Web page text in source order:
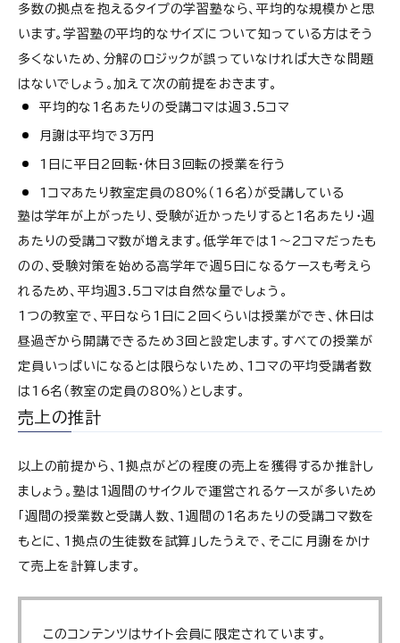
多数の拠点を抱えるタイプの学習塾なら、平均的な規模かと思
います。学習塾の平均的なサイズについて知っている方はそう
多くないため、分解のロジックが誤っていなければ大きな問題
はないでしょう。加えて次の前提をおきます。
平均的な1名あたりの受講コマは週3.5コマ
月謝は平均で3万円
1日に平日2回転・休日3回転の授業を行う
1コマあたり教室定員の80％（16名）が受講している
塾は学年が上がったり、受験が近かったりすると1名あたり・週
あたりの受講コマ数が増えます。低学年では1～2コマだったも
のの、受験対策を始める高学年で週5日になるケースも考えら
れるため、平均週3.5コマは自然な量でしょう。
1つの教室で、平日なら1日に2回くらいは授業ができ、休日は
昼過ぎから開講できるため3回と設定します。すべての授業が
定員いっぱいになるとは限らないため、1コマの平均受講者数
は16名（教室の定員の80％）とします。
売上の推計
以上の前提から、1拠点がどの程度の売上を獲得するか推計し
ましょう。塾は1週間のサイクルで運営されるケースが多いため
「週間の授業数と受講人数、1週間の1名あたりの受講コマ数を
もとに、1拠点の生徒数を試算」したうえで、そこに月謝をかけ
て売上を計算します。
このコンテンツはサイト会員に限定されています。